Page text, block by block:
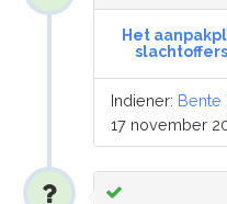
Het
Indiener: Bente
17 november